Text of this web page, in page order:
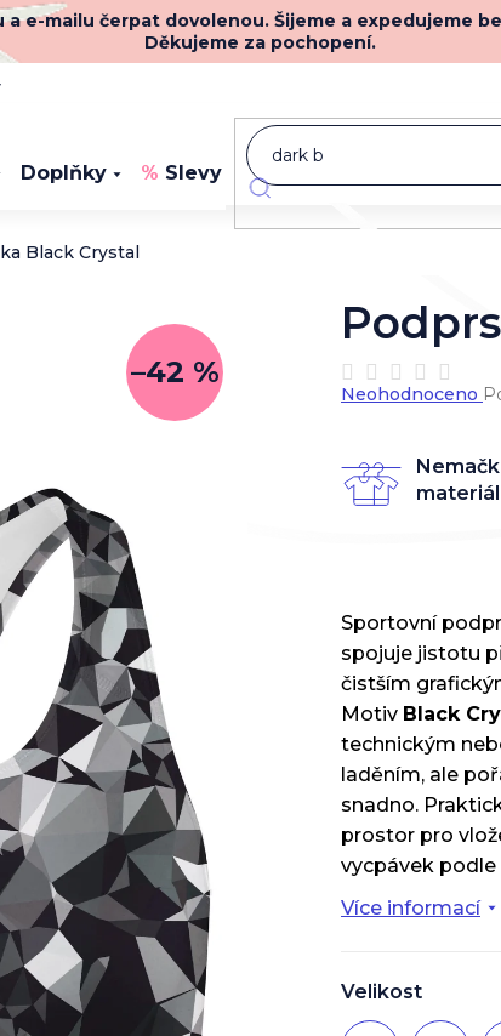
e-mailu čerpat dovolenou. Šijeme a expedujeme
Děkujeme za pochopení.
Doplňky Slevy Novinky
Black Crystal
–42 %
Velikost
Více informací
Sportovní
spojuje jistotu
čistším
Motiv Black
technickým
laděním, ale
snadno.
prostor pro
vycpávek podle
materiál
Průměrné
hodnocení
0,0
z
Neohodnoceno